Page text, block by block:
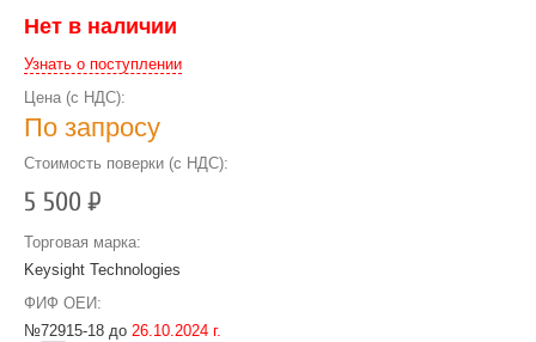
Нет в наличии
Узнать о поступлении
Цена (с НДС):
По запросу
Стоимость поверки (с НДС):
5 500Р
Торговая марка:
Keysight Technologies
ФИФ ОЕИ:
№72915-18 до 26.10.2024 г.